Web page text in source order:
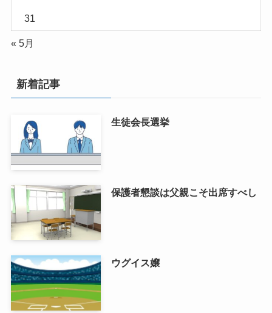
31
« 5月
新着記事
生徒会長選挙
保護者懇談は父親こそ出席すべし
ウグイス嬢